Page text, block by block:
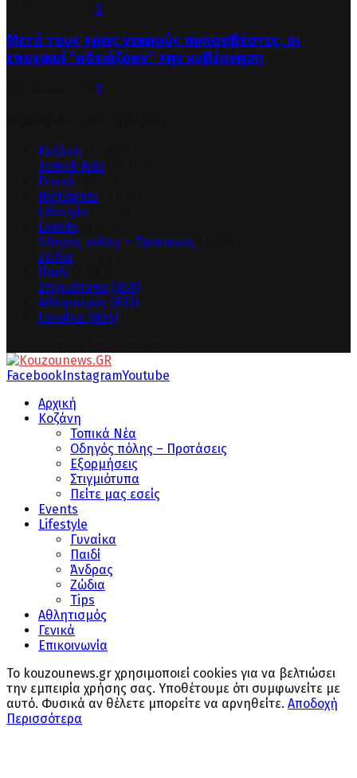
0
Μετά τους τρεις νεκρούς πυροσβέστες, οι
εποχικοί “αδειάζουν” την κυβέρνηση
0
Κοζάνη
Τοπικά Νέα
Γενικά
Highlights
Lifestyle
Events
Οδηγός πόλης – Προτάσεις
Ζώδια
Παιδί
Στιγμιότυπα (858)
Αθλητισμός (833)
Γυναίκα (804)
Facebook InstagramYoutube
Αρχική
Κοζάνη
Τοπικά Νέα
Οδηγός πόλης – Προτάσεις
Εξορμήσεις
Στιγμιότυπα
Πείτε μας εσείς
Events
Lifestyle
Γυναίκα
Παιδί
Άνδρας
Ζώδια
Tips
Αθλητισμός
Γενικά
Επικοινωνία
Το kouzounews.gr χρησιμοποιεί cookies για να βελτιώσει
την εμπειρία χρήσης σας. Υποθέτουμε ότι συμφωνείτε με
αυτό. Φυσικά αν θέλετε μπορείτε να αρνηθείτε. Αποδοχή
Περισσότερα